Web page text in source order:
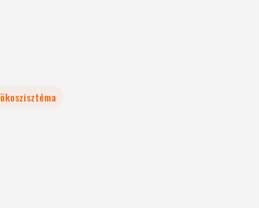
ökoszisztéma